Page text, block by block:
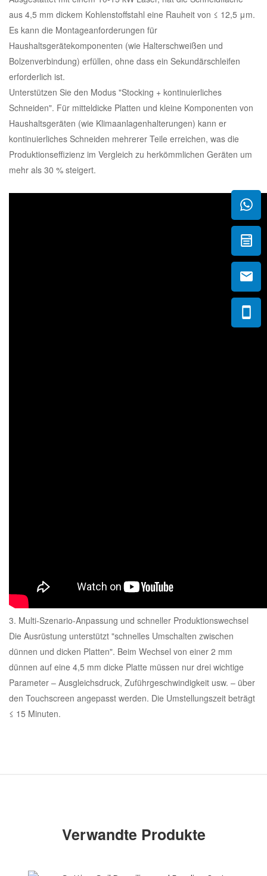
aus 4,5 mm dickem Kohlenstoffstahl eine Rauheit von ≤ 12,5 μm.
Es kann die Montageanforderungen für
Haushaltsgerätekomponenten (wie Halterschweißen und
Bolzenverbindung) erfüllen, ohne dass ein Sekundärschleifen
erforderlich ist.
Unterstützen Sie den Modus "Stocking + kontinuierliches
Schneiden". Für mitteldicke Platten und kleine Komponenten von
Haushaltsgeräten (wie Klimaanlagenhalterungen) kann er
kontinuierliches Schneiden mehrerer Teile erreichen, was die
Produktionseffizienz im Vergleich zu herkömmlichen Geräten um
mehr als 30 % steigert.
3. Multi-Szenario-Anpassung und schneller Produktionswechsel
Die Ausrüstung unterstützt "schnelles Umschalten zwischen
dünnen und dicken Platten". Beim Wechsel von einer 2 mm
dünnen auf eine 4,5 mm dicke Platte müssen nur drei wichtige
Parameter – Ausgleichsdruck, Zuführgeschwindigkeit usw. – über
den Touchscreen angepasst werden. Die Umstellungszeit beträgt
≤ 15 Minuten.
Verwandte Produkte